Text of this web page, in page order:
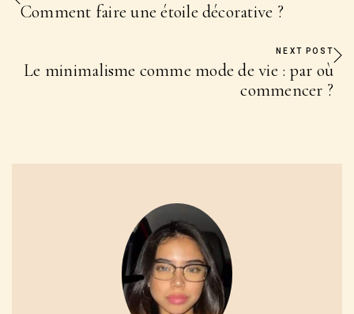
Comment faire une étoile décorative ?
NEXT POST
Le minimalisme comme mode de vie : par où
commencer ?